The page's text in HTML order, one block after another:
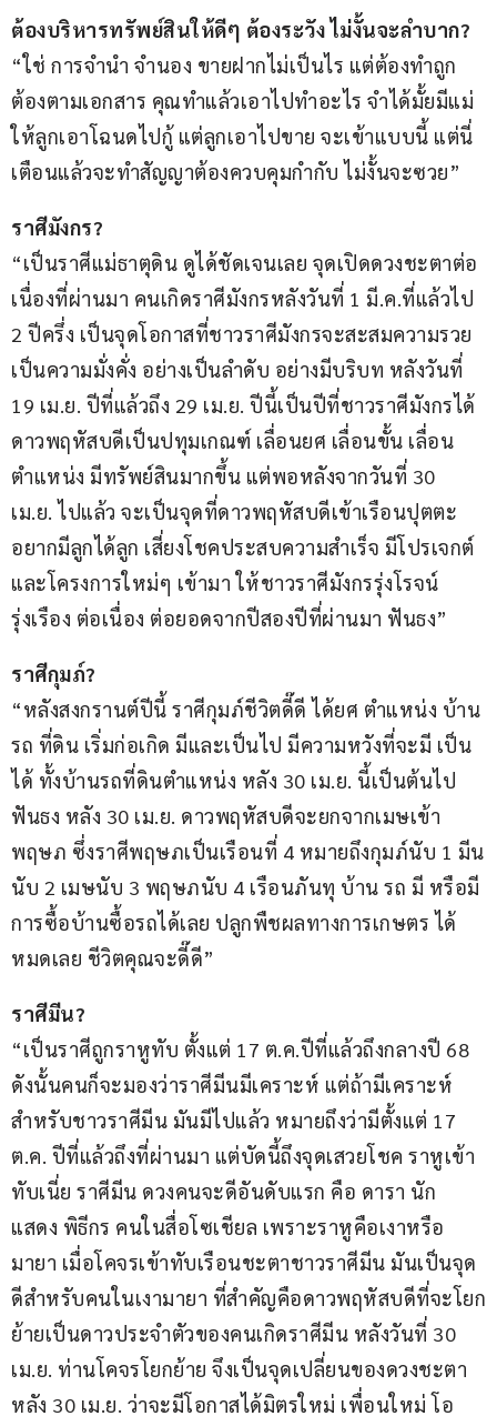
ต้องบริหารทรัพย์สินให้ดีๆ ต้องระวัง ไม่งั้นจะลำบาก?
“ใช่ การจำนำ จำนอง ขายฝากไม่เป็นไร แต่ต้องทำถูก
ต้องตามเอกสาร คุณทำแล้วเอาไปทำอะไร จำได้มั้ยมีแม่
ให้ลูกเอาโฉนดไปกู้ แต่ลูกเอาไปขาย จะเข้าแบบนี้ แต่นี่
เตือนแล้วจะทำสัญญาต้องควบคุมกำกับ ไม่งั้นจะซวย”
ราศีมังกร?
“เป็นราศีแม่ธาตุดิน ดูได้ชัดเจนเลย จุดเปิดดวงชะตาต่อ
เนื่องที่ผ่านมา คนเกิดราศีมังกรหลังวันที่ 1 มี.ค.ที่แล้วไป
2 ปีครึ่ง เป็นจุดโอกาสที่ชาวราศีมังกรจะสะสมความรวย
เป็นความมั่งคั่ง อย่างเป็นลำดับ อย่างมีบริบท หลังวันที่
19 เม.ย. ปีที่แล้วถึง 29 เม.ย. ปีนี้เป็นปีที่ชาวราศีมังกรได้
ดาวพฤหัสบดีเป็นปทุมเกณฑ์ เลื่อนยศ เลื่อนขั้น เลื่อน
ตำแหน่ง มีทรัพย์สินมากขึ้น แต่พอหลังจากวันที่ 30
เม.ย. ไปแล้ว จะเป็นจุดที่ดาวพฤหัสบดีเข้าเรือนปุตตะ
อยากมีลูกได้ลูก เสี่ยงโชคประสบความสำเร็จ มีโปรเจกต์
และโครงการใหม่ๆ เข้ามา ให้ชาวราศีมังกรรุ่งโรจน์
รุ่งเรือง ต่อเนื่อง ต่อยอดจากปีสองปีที่ผ่านมา ฟันธง”
ราศีกุมภ์?
“หลังสงกรานต์ปีนี้ ราศีกุมภ์ชีวิตดี๊ดี ได้ยศ ตำแหน่ง บ้าน
รถ ที่ดิน เริ่มก่อเกิด มีและเป็นไป มีความหวังที่จะมี เป็น
ได้ ทั้งบ้านรถที่ดินตำแหน่ง หลัง 30 เม.ย. นี้เป็นต้นไป
ฟันธง หลัง 30 เม.ย. ดาวพฤหัสบดีจะยกจากเมษเข้า
พฤษภ ซึ่งราศีพฤษภเป็นเรือนที่ 4 หมายถึงกุมภ์นับ 1 มีน
นับ 2 เมษนับ 3 พฤษภนับ 4 เรือนภันทุ บ้าน รถ มี หรือมี
การซื้อบ้านซื้อรถได้เลย ปลูกพืชผลทางการเกษตร ได้
หมดเลย ชีวิตคุณจะดี๊ดี”
ราศีมีน?
“เป็นราศีถูกราหูทับ ตั้งแต่ 17 ต.ค.ปีที่แล้วถึงกลางปี 68
ดังนั้นคนก็จะมองว่าราศีมีนมีเคราะห์ แต่ถ้ามีเคราะห์
สำหรับชาวราศีมีน มันมีไปแล้ว หมายถึงว่ามีตั้งแต่ 17
ต.ค. ปีที่แล้วถึงที่ผ่านมา แต่บัดนี้ถึงจุดเสวยโชค ราหูเข้า
ทับเนี่ย ราศีมีน ดวงคนจะดีอันดับแรก คือ ดารา นัก
แสดง พิธีกร คนในสื่อโซเชียล เพราะราหูคือเงาหรือ
มายา เมื่อโคจรเข้าทับเรือนชะตาชาวราศีมีน มันเป็นจุด
ดีสำหรับคนในเงามายา ที่สำคัญคือดาวพฤหัสบดีที่จะโยก
ย้ายเป็นดาวประจำตัวของคนเกิดราศีมีน หลังวันที่ 30
เม.ย. ท่านโคจรโยกย้าย จึงเป็นจุดเปลี่ยนของดวงชะตา
หลัง 30 เม.ย. ว่าจะมีโอกาสได้มิตรใหม่ เพื่อนใหม่ โอ